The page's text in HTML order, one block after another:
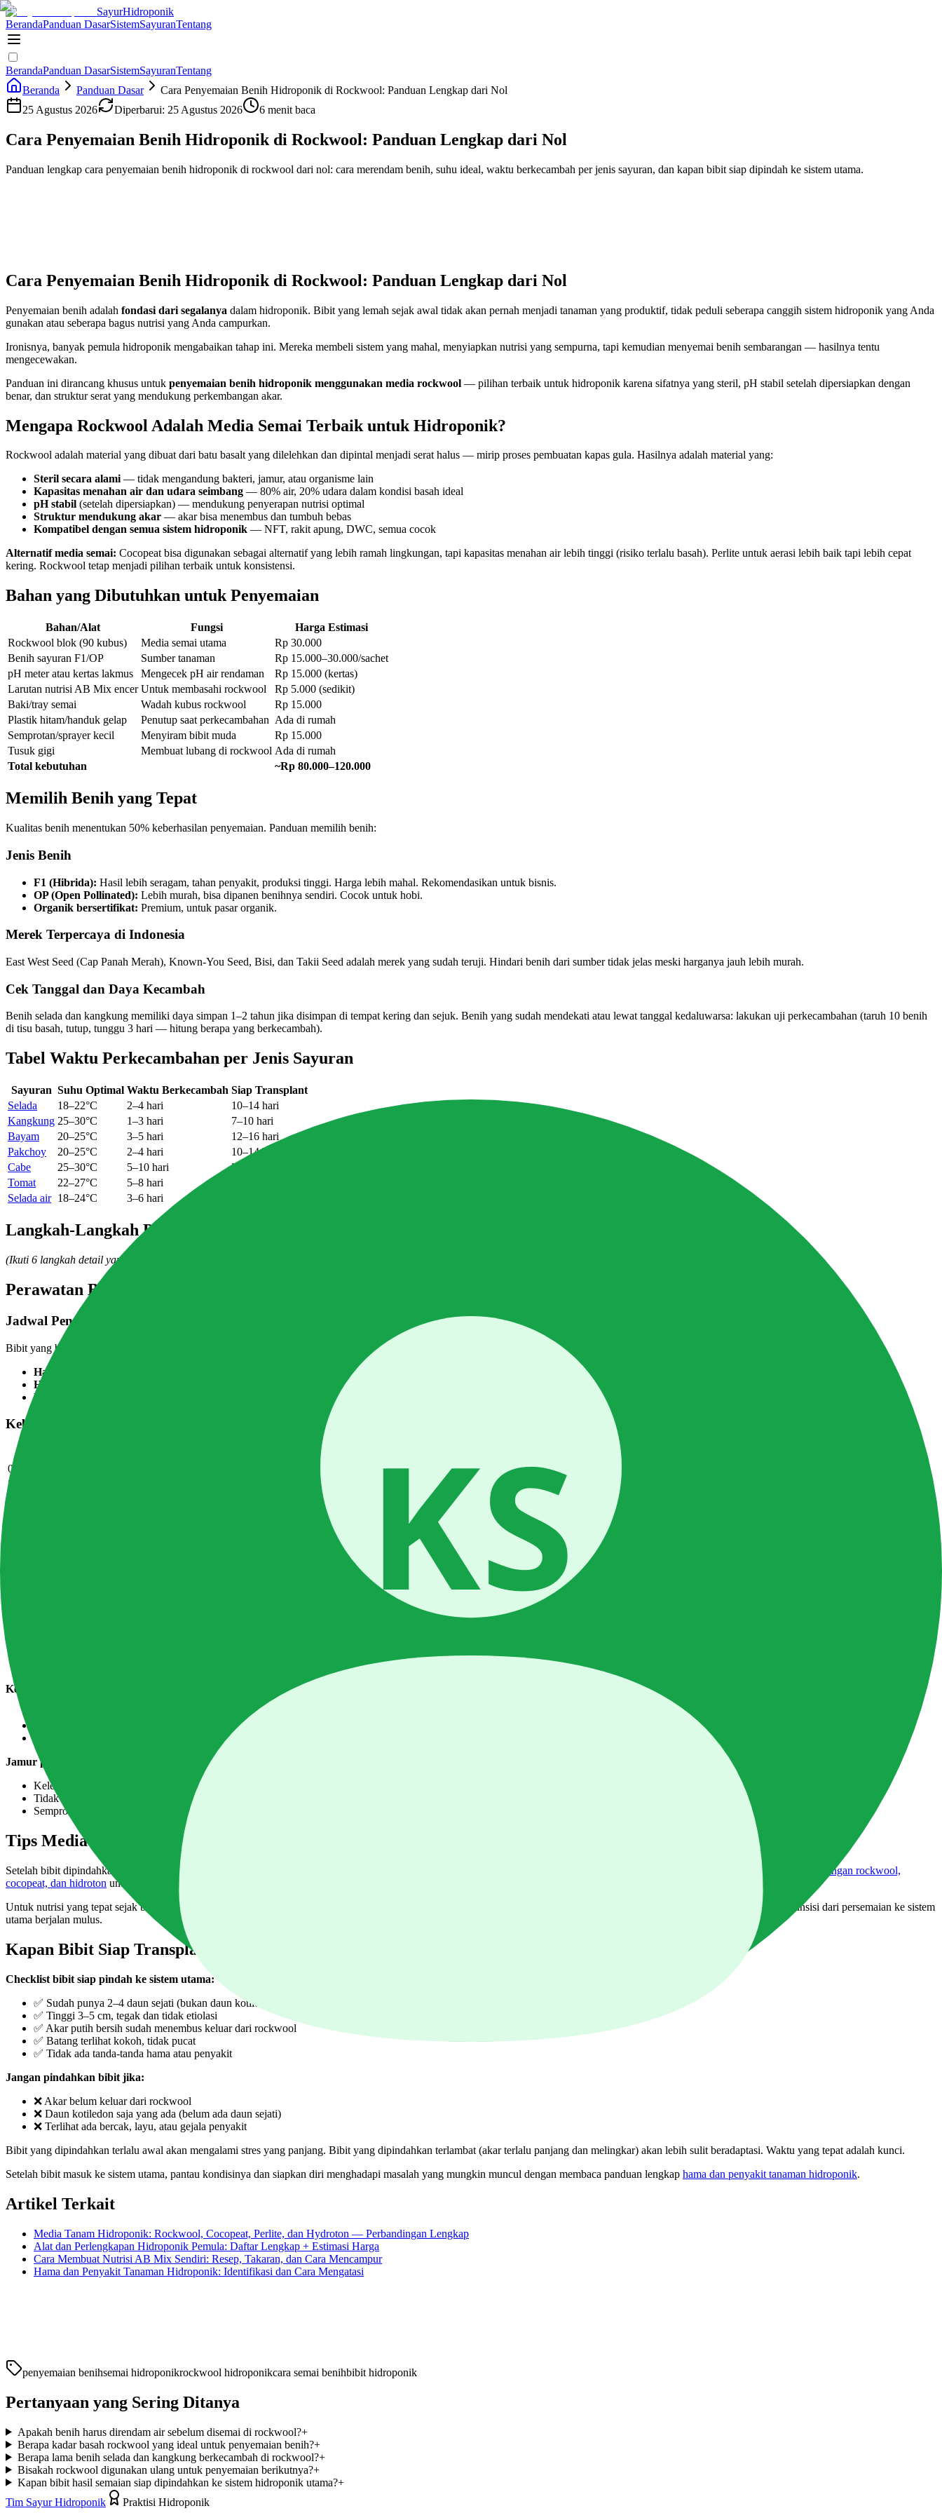
SayurHidroponik
BerandaPanduan DasarSistemSayuranTentang
BerandaPanduan DasarSistemSayuranTentang
Beranda
Panduan Dasar
Cara Penyemaian Benih Hidroponik di Rockwool: Panduan Lengkap dari Nol
25 Agustus 2026
Diperbarui: 25 Agustus 2026 6 menit baca
Cara Penyemaian Benih Hidroponik di Rockwool: Panduan Lengkap dari Nol
Panduan lengkap cara penyemaian benih hidroponik di rockwool dari nol: cara merendam benih, suhu ideal, waktu berkecambah per jenis sayuran, dan kapan bibit siap dipindah ke sistem utama.
Cara Penyemaian Benih Hidroponik di Rockwool: Panduan Lengkap dari Nol
Penyemaian benih adalah fondasi dari segalanya dalam hidroponik. Bibit yang lemah sejak awal tidak akan pernah menjadi tanaman yang produktif, tidak peduli seberapa canggih sistem hidroponik yang Anda
gunakan atau seberapa bagus nutrisi yang Anda campurkan.
Ironisnya, banyak pemula hidroponik mengabaikan tahap ini. Mereka membeli sistem yang mahal, menyiapkan nutrisi yang sempurna, tapi kemudian menyemai benih sembarangan — hasilnya tentu
mengecewakan.
Panduan ini dirancang khusus untuk penyemaian benih hidroponik menggunakan media rockwool — pilihan terbaik untuk hidroponik karena sifatnya yang steril, pH stabil setelah dipersiapkan dengan
benar, dan struktur serat yang mendukung perkembangan akar.
Mengapa Rockwool Adalah Media Semai Terbaik untuk Hidroponik?
Rockwool adalah material yang dibuat dari batu basalt yang dilelehkan dan dipintal menjadi serat halus — mirip proses pembuatan kapas gula. Hasilnya adalah material yang:
Steril secara alami— tidak mengandung bakteri, jamur, atau organisme lain
Kapasitas menahan air dan udara seimbang — 80% air, 20% udara dalam kondisi basah ideal
pH stabil (setelah dipersiapkan) — mendukung penyerapan nutrisi optimal
Struktur mendukung akar — akar bisa menembus dan tumbuh bebas
Kompatibel dengan semua sistem hidroponik — NFT, rakit apung, DWC, semua cocok
Alternatif media semai: Cocopeat bisa digunakan sebagai alternatif yang lebih ramah lingkungan, tapi kapasitas menahan air lebih tinggi (risiko terlalu basah). Perlite untuk aerasi lebih baik tapi lebih cepat
kering. Rockwool tetap menjadi pilihan terbaik untuk konsistensi.
Bahan yang Dibutuhkan untuk Penyemaian
Bahan/Alat Fungsi
Harga Estimasi
Rockwool blok (90 kubus)
Media semai utama
Rp 30.000
Benih sayuran F1/OP
Sumber tanaman
Rp 15.000–30.000/sachet
pH meter atau kertas lakmus
Mengecek pH air rendaman
Rp 15.000 (kertas)
Larutan nutrisi AB Mix encer Untuk membasahi rockwool
Rp 5.000 (sedikit)
Baki/tray semai
Wadah kubus rockwool
Rp 15.000
Plastik hitam/handuk gelap
Penutup saat perkecambahan Ada di rumah
Semprotan/sprayer kecil
Menyiram bibit muda
Rp 15.000
Tusuk gigi
Membuat lubang di rockwool Ada di rumah
Total kebutuhan
~Rp 80.000–120.000
Memilih Benih yang Tepat
Kualitas benih menentukan 50% keberhasilan penyemaian. Panduan memilih benih:
Jenis Benih
F1 (Hibrida): Hasil lebih seragam, tahan penyakit, produksi tinggi. Harga lebih mahal. Rekomendasikan untuk bisnis.
OP (Open Pollinated): Lebih murah, bisa dipanen benihnya sendiri. Cocok untuk hobi.
Organik bersertifikat: Premium, untuk pasar organik.
Merek Terpercaya di Indonesia
East West Seed (Cap Panah Merah), Known-You Seed, Bisi, dan Takii Seed adalah merek yang sudah teruji. Hindari benih dari sumber tidak jelas meski harganya jauh lebih murah.
Cek Tanggal dan Daya Kecambah
Benih selada dan kangkung memiliki daya simpan 1–2 tahun jika disimpan di tempat kering dan sejuk. Benih yang sudah mendekati atau lewat tanggal kedaluwarsa: lakukan uji perkecambahan (taruh 10 benih
di tisu basah, tutup, tunggu 3 hari — hitung berapa yang berkecambah).
Tabel Waktu Perkecambahan per Jenis Sayuran
Sayuran Suhu Optimal Waktu Berkecambah Siap Transplant
Selada
18–22°C 2–4 hari
10–14 hari
Kangkung 25–30°C 1–3 hari
7–10 hari
Bayam
20–25°C 3–5 hari
12–16 hari
Pakchoy
20–25°C 2–4 hari
10–14 hari
Cabe
25–30°C 5–10 hari
20–28 hari
Tomat
22–27°C 5–8 hari
Selada air 18–24°C 3–6 hari
Langkah-Langkah Penyemaian Benih di Rockwool
(Ikuti 6 langkah detail yang sudah dijabarkan di atas)
Perawatan Bibit Selama Masa Semaian
Jadwal Penyiraman
Bibit yang baru berkecambah sangat sensitif terhadap kelebihan dan kekurangan air:
Hari 1–5 (pasca kecambah):
Semprotkan air pH 5,8–6,0 atau nutrisi sangat encer (EC 0,3–0,5) 1–2 kali sehari
Hari 6–10:
Tingkatkan ke EC 0,5–0,8, siram 1 kali sehari atau saat rockwool terasa ringan
Hari 11–14:
EC 0,8–1,0, siram sesuai kondisi — rasakan berat tray, jika ringan segera siram
Kebutuhan Cahaya Bibit
0–2 hari (pra-kecambah)
24 jam/hari
2–5 hari (kecambah muncul)
Cahaya penuh (matahari pagi atau grow light)
Kecambah yang sudah etiolasi tidak bisa diperbaiki — perlu semai ulang
Kecambah tumbuh lalu layu dan mati:
"Damping off" — penyakit jamur yang menyerang batang kecambah di batas media
Disebabkan kondisi terlalu lembab dan sirkulasi udara buruk
Pencegahan: jangan terlalu rapat meletakkan kubus rockwool, pastikan ada sirkulasi udara
Jamur putih tumbuh di permukaan rockwool:
Kelembaban terlalu tinggi — kurangi frekuensi penyiraman
Tidak langsung berbahaya tapi bisa menjadi masalah jika dibiarkan
Semprot dengan larutan sangat encer hidrogen peroksida 0,5% untuk membunuhnya
Tips Media Tanam yang Tepat untuk Bibit Pasca-Semaian
Setelah bibit dipindahkan ke sistem utama, pemilihan media tanam yang tepat mempengaruhi performa bibit yang sudah disemai. Baca panduan lengkap
media tanam hidroponik: perbandingan rockwool,
cocopeat, dan hidroton untuk memahami media mana yang paling cocok dengan sistem dan tanaman Anda.
Untuk nutrisi yang tepat sejak bibit ditanam di sistem utama, pastikan Anda sudah familiar dengan
cara mengukur EC dan pH
agar transisi dari persemaian ke sistem
utama berjalan mulus.
Kapan Bibit Siap Transplanting?
Checklist bibit siap pindah ke sistem utama:
✅ Sudah punya 2–4 daun sejati (bukan daun kotiledon)
✅ Tinggi 3–5 cm, tegak dan tidak etiolasi
✅ Akar putih bersih sudah menembus keluar dari rockwool
✅ Batang terlihat kokoh, tidak pucat
✅ Tidak ada tanda-tanda hama atau penyakit
Jangan pindahkan bibit jika:
❌ Akar belum keluar dari rockwool
❌ Daun kotiledon saja yang ada (belum ada daun sejati)
❌ Terlihat ada bercak, layu, atau gejala penyakit
Bibit yang dipindahkan terlalu awal akan mengalami stres yang panjang. Bibit yang dipindahkan terlambat (akar terlalu panjang dan melingkar) akan lebih sulit beradaptasi. Waktu yang tepat adalah kunci.
Setelah bibit masuk ke sistem utama, pantau kondisinya dan siapkan diri menghadapi masalah yang mungkin muncul dengan membaca panduan lengkap hama dan penyakit tanaman hidroponik.
Artikel Terkait
Media Tanam Hidroponik: Rockwool, Cocopeat, Perlite, dan Hydroton — Perbandingan Lengkap
Alat dan Perlengkapan Hidroponik Pemula: Daftar Lengkap + Estimasi Harga
Cara Membuat Nutrisi AB Mix Sendiri: Resep, Takaran, dan Cara Mencampur
Hama dan Penyakit Tanaman Hidroponik: Identifikasi dan Cara Mengatasi
penyemaian benihsemai hidroponikrockwool hidroponikcara semai benihbibit hidroponik
Pertanyaan yang Sering Ditanya
Apakah benih harus direndam air sebelum disemai di rockwool?+
Berapa kadar basah rockwool yang ideal untuk penyemaian benih?+
Berapa lama benih selada dan kangkung berkecambah di rockwool?+
Bisakah rockwool digunakan ulang untuk penyemaian berikutnya?+
Kapan bibit hasil semaian siap dipindahkan ke sistem hidroponik utama?+
Tim Sayur Hidroponik
Praktisi Hidroponik